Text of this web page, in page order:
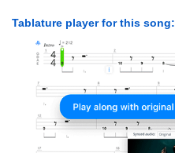
Tablature player for this song: